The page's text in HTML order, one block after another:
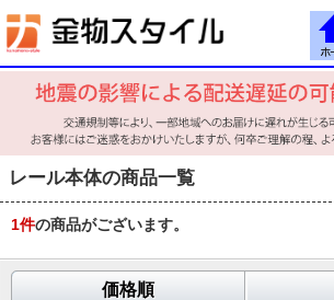
レール本体の商品一覧
1件の商品がございます。
価格順